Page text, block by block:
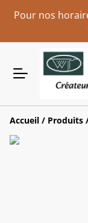
Pour nos
Accueil / Produits